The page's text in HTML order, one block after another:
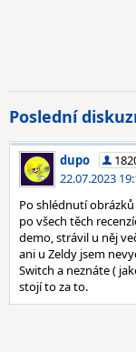
Poslední
dupo
22.07.2023
Po shlédnutí
po všech těch
demo, strávil u něj
ani u Zeldy jsem
Switch a neznáte (
stojí to za to.